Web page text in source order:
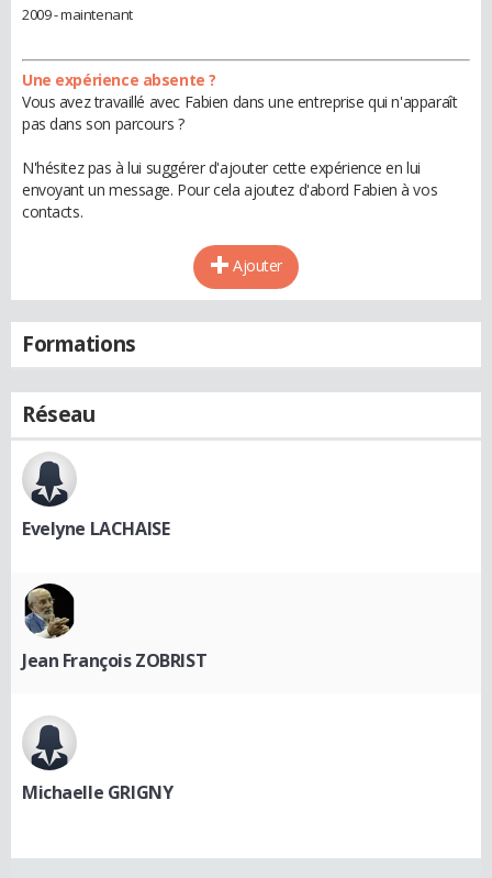
2009 - maintenant
Une expérience absente ?
Vous avez travaillé avec Fabien dans une entreprise qui n'apparaît
pas dans son parcours ?
N'hésitez pas à lui suggérer d'ajouter cette expérience en lui
envoyant un message. Pour cela ajoutez d'abord Fabien à vos
contacts.
Ajouter
Formations
Réseau
Evelyne LACHAISE
Jean François ZOBRIST
Michaelle GRIGNY